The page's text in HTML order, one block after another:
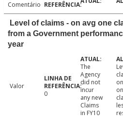
Comentário
Level of claims - on avg one
from a Government
year
Valor
0
The
Agency
did not
incur
any new
Claims
in FY10